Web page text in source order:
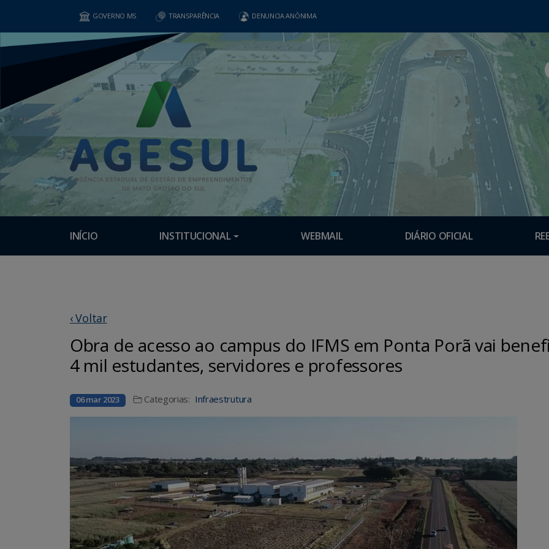
GOVERNO MS TRANSPARÊNCIA DENUNCIA ANÔNIMA
INÍCIO INSTITUCIONAL WEBMAIL DIÁRIO OFICIAL
‹ Voltar
Obra de acesso ao campus do IFMS em Ponta Porã vai
4 mil estudantes, servidores e professores
06 mar 2023 Categorias: Infraestrutura